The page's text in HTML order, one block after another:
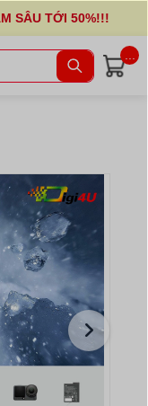
SÂU TỚI 50%!!!